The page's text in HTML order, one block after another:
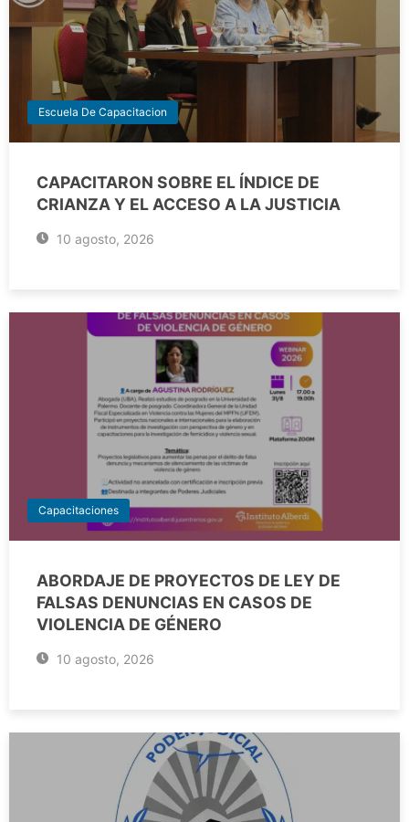
Escuela De Capacitacion
CAPACITARON SOBRE EL ÍNDICE DE
CRIANZA Y EL ACCESO A LA JUSTICIA
10 agosto, 2026
Capacitaciones
ABORDAJE DE PROYECTOS DE LEY DE
FALSAS DENUNCIAS EN CASOS DE
VIOLENCIA DE GÉNERO
10 agosto, 2026